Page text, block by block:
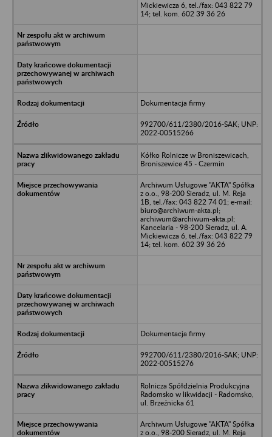
Mickiewicza 6, tel./fax: 043 822 79
14; tel. kom. 602 39 36 26
Dokumentacja firmy
992700/611/2380/2016-SAK; UNP:
2022-00515266
Kółko Rolnicze w Broniszewicach,
Broniszewice 45 - Czermin
Archiwum Usługowe "AKTA" Spółka
z o.o., 98-200 Sieradz, ul. M. Reja
1B, tel./fax: 043 822 74 01; e-mail:
biuro@archiwum-akta.pl;
archiwum@archiwum-akta.pl;
Kancelaria - 98-200 Sieradz, ul. A.
Mickiewicza 6, tel./fax: 043 822 79
14; tel. kom. 602 39 36 26
Dokumentacja firmy
992700/611/2380/2016-SAK; UNP:
2022-00515276
Rolnicza Spółdzielnia Produkcyjna
Radomsko w likwidacji - Radomsko,
ul. Brzeźnicka 61
Archiwum Usługowe "AKTA" Spółka
z o.o., 98-200 Sieradz, ul. M. Reja